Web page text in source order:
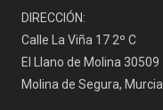
DIRECCIÓN:
Calle La Viña 17 2º C
El Llano de Molina 30509
Molina de Segura, Murcia